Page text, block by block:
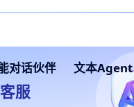
对话伙伴 文本Agent
服